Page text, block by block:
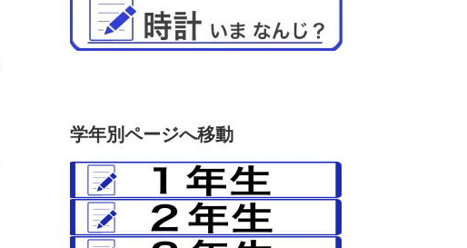
学年別ページへ移動